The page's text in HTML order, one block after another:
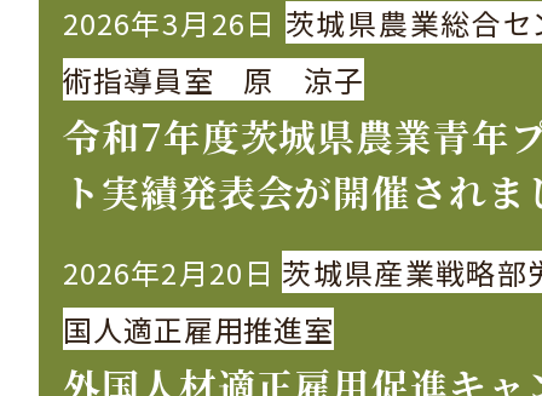
2026年3月26日 茨城県農業総合セ
術指導員室 原 涼子
令和7年度茨城県農業青年
ト実績発表会が開催されま
2026年2月20日 茨城県産業戦略部
国人適正雇用推進室
外国人材適正雇用促進キャ